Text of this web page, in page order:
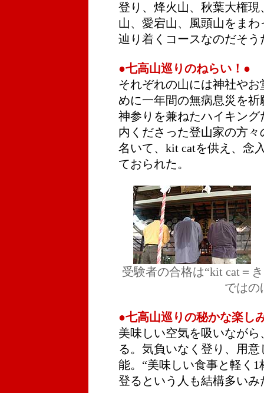
登り、烽火山、秋葉大権
山、愛宕山、風頭山をま
辿り着くコースなのだそう
●七高山巡りのねらい！●
それぞれの山には神社や
めに一年間の無病息災を
神参りを兼ねたハイキン
内くださった登山家の方
名いて、kit catを供え、念
ておられた。
受験者の合格は“kit cat＝
ではの
●七高山巡りの秘かな楽し
美味しい空気を吸いなが
る。気負いなく登り、用
能。“美味しい食事と軽く
登るという人も結構多いみ